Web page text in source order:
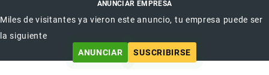
ANUNCIAR EMPRESA
Miles de visitantes ya vieron este anuncio, tu empresa puede ser
la siguiente
ANUNCIAR
SUSCRIBIRSE